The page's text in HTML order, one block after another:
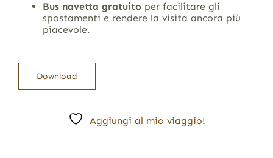
Bus navetta gratuito per facilitare gli
spostamenti e rendere la visita ancora più
piacevole.
Download
Aggiungi al mio viaggio!